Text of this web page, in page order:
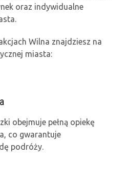
oraz indywidualne
Wilna znajdziesz na
miasta:
obejmuje pełną opiekę
co gwarantuje
podróży.